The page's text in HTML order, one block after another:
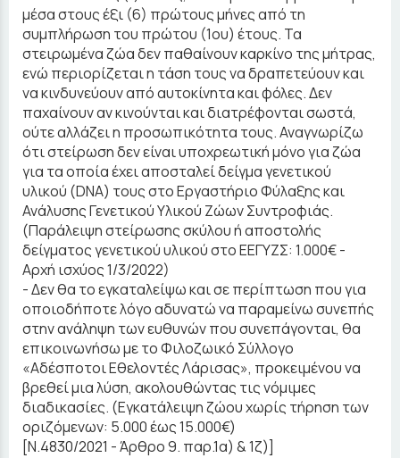
μέσα στους έξι (6) πρώτους μήνες από τη
συμπλήρωση του πρώτου (1ου) έτους. Τα
στειρωμένα ζώα δεν παθαίνουν καρκίνο της μήτρας,
ενώ περιορίζεται η τάση τους να δραπετεύουν και
να κινδυνεύουν από αυτοκίνητα και φόλες. Δεν
παχαίνουν αν κινούνται και διατρέφονται σωστά,
ούτε αλλάζει η προσωπικότητα τους. Αναγνωρίζω
ότι στείρωση δεν είναι υποχρεωτική μόνο για ζώα
για τα οποία έχει αποσταλεί δείγμα γενετικού
υλικού (DNA) τους στο Εργαστήριο Φύλαξης και
Ανάλυσης Γενετικού Υλικού Ζώων Συντροφιάς.
(Παράλειψη στείρωσης σκύλου ή αποστολής
δείγματος γενετικού υλικού στο ΕΕΓΥΖΣ: 1.000€ -
Αρχή ισχύος 1/3/2022)
- Δεν θα το εγκαταλείψω και σε περίπτωση που για
οποιοδήποτε λόγο αδυνατώ να παραμείνω συνεπής
στην ανάληψη των ευθυνών που συνεπάγονται, θα
επικοινωνήσω με το Φιλοζωικό Σύλλογο
«Αδέσποτοι Εθελοντές Λάρισας», προκειμένου να
βρεθεί μια λύση, ακολουθώντας τις νόμιμες
διαδικασίες. (Εγκατάλειψη ζώου χωρίς τήρηση των
οριζόμενων: 5.000 έως 15.000€)
[Ν.4830/2021 - Άρθρο 9. παρ.1α) & 1ζ)]